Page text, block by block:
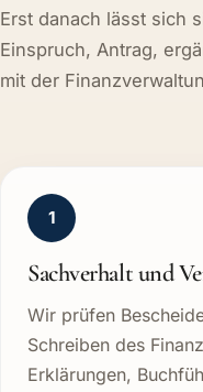
Erst danach lässt sich
Einspruch, Antrag,
mit der
1
Sachverhalt und
Wir prüfen
Schreiben des
Erklärungen,